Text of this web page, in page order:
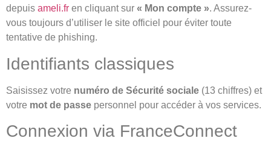
depuis ameli.fr en cliquant sur « Mon compte ». Assurez-
vous toujours d’utiliser le site officiel pour éviter toute
tentative de phishing.
Identifiants classiques
Saisissez votre numéro de Sécurité sociale (13 chiffres) et
votre mot de passe personnel pour accéder à vos services.
Connexion via FranceConnect